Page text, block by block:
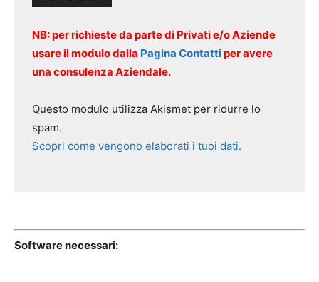
NB: per richieste da parte di Privati e/o Aziende
usare il modulo dalla Pagina Contattiper avere
una consulenza Aziendale.
Questo modulo utilizza Akismet per ridurre lo
spam.
Scopri come vengono elaborati i tuoi dati.
Software necessari: